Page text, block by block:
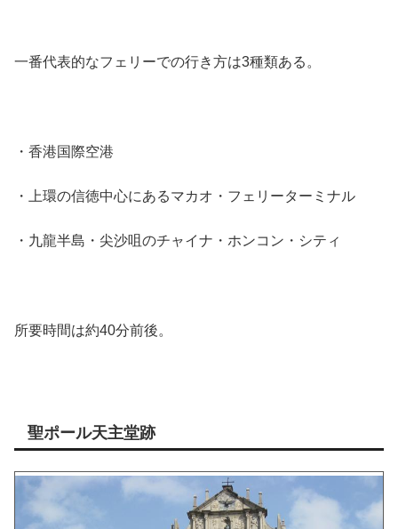
一番代表的なフェリーでの行き方は3種類ある。
・香港国際空港
・上環の信徳中心にあるマカオ・フェリーターミナル
・九龍半島・尖沙咀のチャイナ・ホンコン・シティ
所要時間は約40分前後。
聖ポール天主堂跡